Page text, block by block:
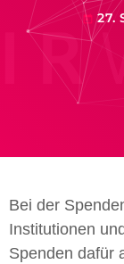
today 27.
Bei der
Institutionen
Spenden dafür